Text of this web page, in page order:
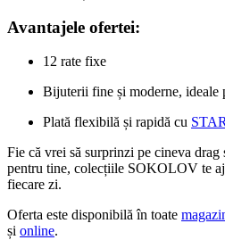
Avantajele ofertei:
12 rate fixe
Bijuterii fine și moderne, ideale
Plată flexibilă și rapidă cu
Fie că vrei să surprinzi pe cineva drag
pentru tine, colecțiile SOKOLOV te
fiecare zi.
Oferta este disponibilă în toate
și online.